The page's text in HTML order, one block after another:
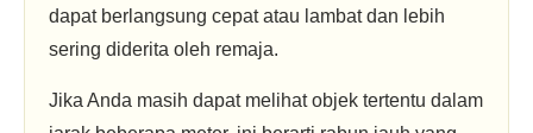
dapat berlangsung cepat atau lambat dan lebih
sering diderita oleh remaja.
Jika Anda masih dapat melihat objek tertentu dalam